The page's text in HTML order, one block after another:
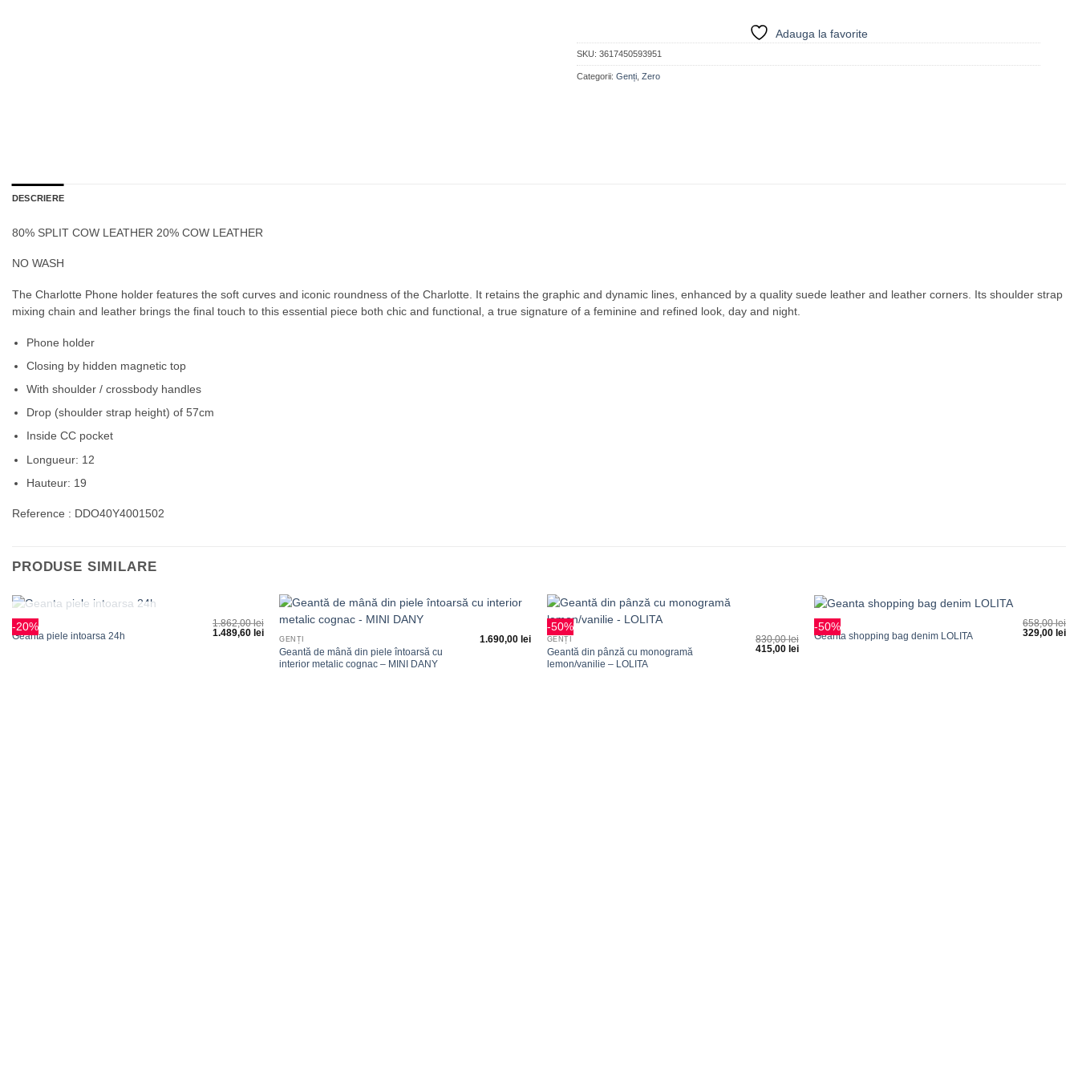
Adauga la favorite
SKU:3617450593951
Categorii:Genți ,Zero
DESCRIERE
80% SPLIT COW LEATHER 20% COW LEATHER
NO WASH
The Charlotte Phone holder features the soft curves and iconic roundness of the Charlotte. It retains the graphic and dynamic lines, enhanced by a quality suede leather and leather corners. Its shoulder strap
mixing chain and leather brings the final touch to this essential piece both chic and functional, a true signature of a feminine and refined look, day and night.
Phone holder
Closing by hidden magnetic top
With shoulder / crossbody handles
Drop (shoulder strap height) of 57cm
Inside CC pocket
Longueur: 12
Hauteur: 19
Reference : DDO40Y4001502
PRODUSE SIMILARE
-20%
Adauga
+
GENȚI
Geanta piele intoarsa 24h
1.862,00lei
1.489,60 lei
la
GENȚI
Geantă de mână din piele întoarsă cu
interior metalic cognac – MINI DANY
1.690,00 lei
-50%
la
favorite
GENȚI
Geantă din pânză cu monogramă
lemon/vanilie – LOLITA
830,00lei
415,00 lei
-50%
Adauga
+
GENȚI
Geanta shopping bag denim LOLITA
658,00lei
329,00 lei